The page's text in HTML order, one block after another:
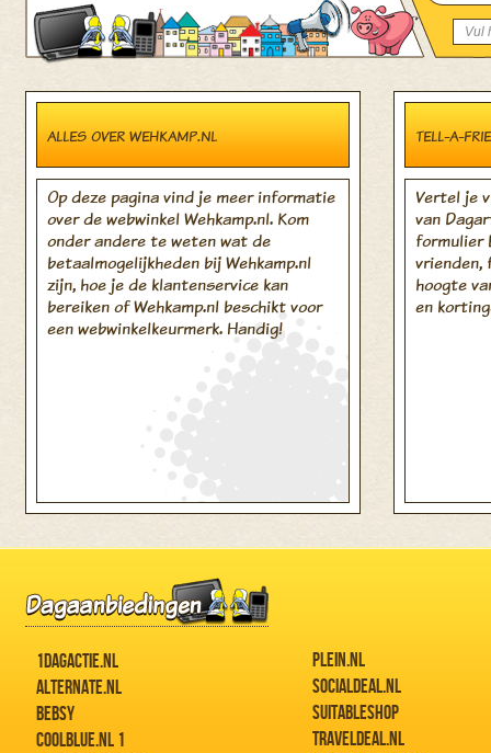
ALLES OVER WEHKAMP.NL
Op deze pagina vind je meer informatie
over de webwinkel Wehkamp.nl. Kom
onder andere te weten wat de
betaalmogelijkheden bij Wehkamp.nl
zijn, hoe je de klantenservice kan
bereiken of Wehkamp.nl beschikt voor
een webwinkelkeurmerk. Handig!
TELL-A-
Vertel je
van
formulier
vrienden,
hoogte
en
1DAGACTIE.NL
ALTERNATE.NL
BEBSY
COOLBLUE.NL 1
PLEIN.NL
SOCIALDEAL.NL
SUITABLESHOP
TRAVELDEAL.NL